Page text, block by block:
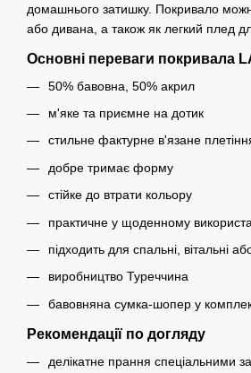
домашнього затишку. Покривало
або дивана, а також як легкий плед
Основні переваги покривала
50% бавовна, 50% акрил
м'яке та приємне на дотик
стильне фактурне в'язане
добре тримає форму
стійке до втрати кольору
практичне у щоденному
підходить для спальні, вітальні
виробництво Туреччина
бавовняна сумка-шопер у
Рекомендації по догляду
делікатне прання спеціальними